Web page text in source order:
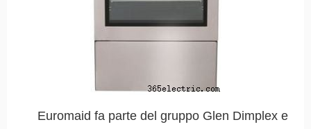
Euromaid fa parte del gruppo Glen Dimplex e